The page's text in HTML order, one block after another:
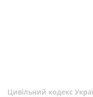
Цивільний кодекс